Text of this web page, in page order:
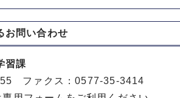
お問い合わせ
習課
ファクス：0577-35-3414